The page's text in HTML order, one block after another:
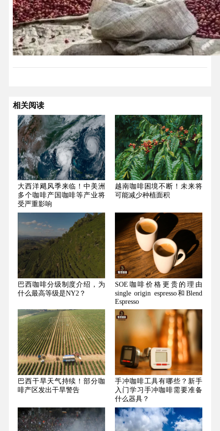
相关阅读
大西洋飓风季来临！中美洲
多个咖啡产国咖啡等产业将
受严重影响
越南咖啡困境不断！未来将
可能减少种植面积
巴西咖啡分级制度介绍，为
什么最高等级是NY2？
SOE咖啡价格更贵的理由
single origin espresso和Blend
Espresso
巴西干旱天气持续！部分咖
啡产区发出干旱警告
手冲咖啡工具有哪些？新手
入门学习手冲咖啡需要准备
什么器具？